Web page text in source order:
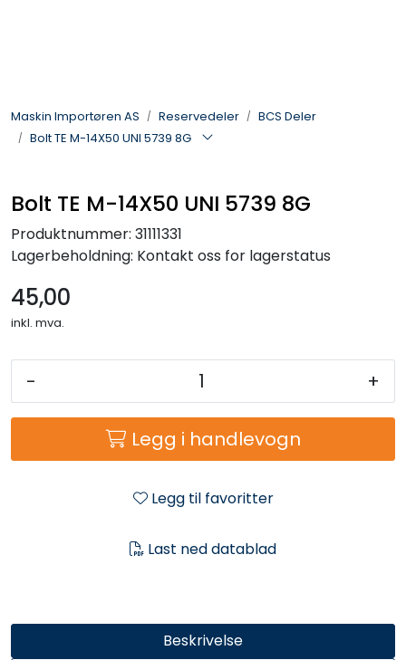
Maskin Importøren AS Reservedeler
BCS Deler
Bolt TE M-14X50 UNI 5739 8G
Bolt TE M-14X50 UNI 5739 8G
Produktnummer: 31111331
Lagerbeholdning: Kontakt oss for lagerstatus
45,00
inkl. mva.
- +
Legg i handlevogn
Legg til favoritter
Last ned datablad
Beskrivelse
Sprøyter
Hageredskaper
ATV & Plentraktorutstyr
Reservedeler
Ryggsprøyte